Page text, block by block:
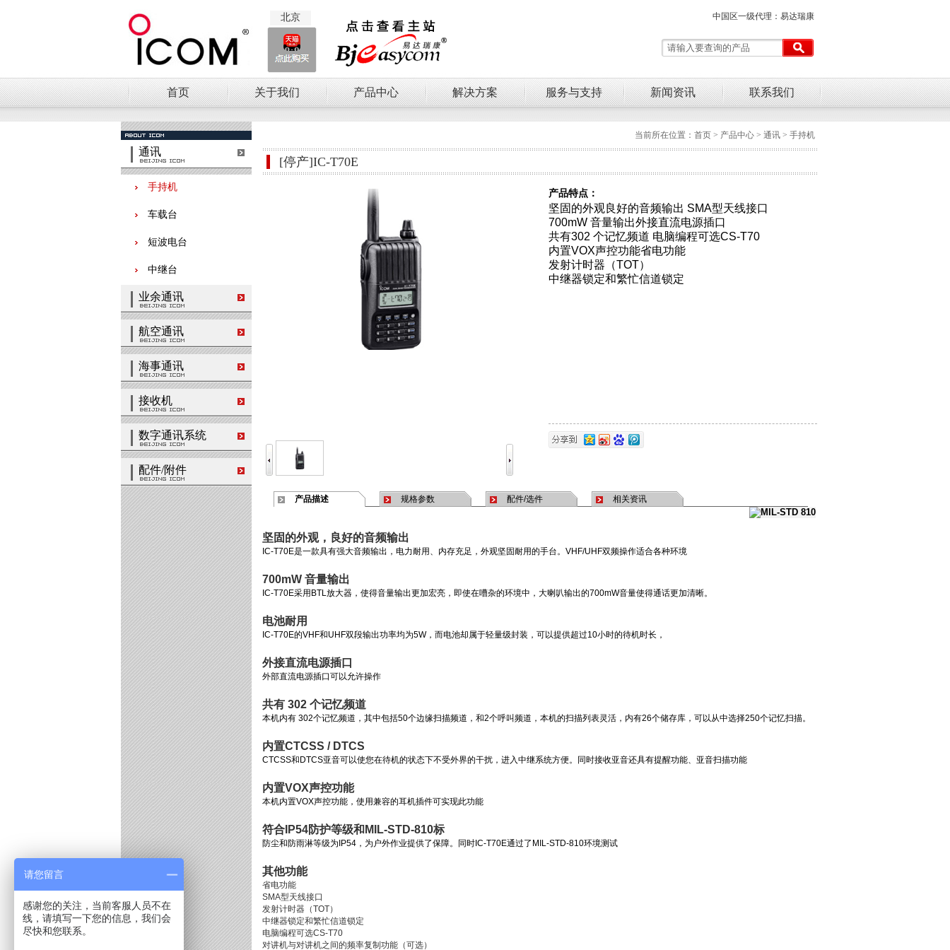
中国区一级代理：易达瑞康
北京
首页 关于我们 产品中心 解决方案 服务与支持 新闻资讯 联系我们
通讯
手持机
车载台
短波电台
中继台
业余通讯
航空通讯
海事通讯
接收机
数字通讯系统
配件/附件
当前所在位置： 首页 > 产品中心 > 通讯 > 手持机
[停产]IC-T70E
产品特点：
坚固的外观良好的音频输出 SMA型天线接口
700mW 音量输出外接直流电源插口
共有302 个记忆频道 电脑编程可选CS-T70
内置VOX声控功能省电功能
发射计时器（TOT）
中继器锁定和繁忙信道锁定
产品描述 规格参数 配件/选件 相关资讯
坚固的外观，良好的音频输出
IC-T70E是一款具有强大音频输出，电力耐用、内存充足，外观坚固耐用的手台。VHF/UHF双频操作适合各种环境
700mW 音量输出
IC-T70E采用BTL放大器，使得音量输出更加宏亮，即使在嘈杂的环境中，大喇叭输出的700mW音量使得通话更加清晰。
电池耐用
IC-T70E的VHF和UHF双段输出功率均为5W，而电池却属于轻量级封装，可以提供超过10小时的待机时长，
外接直流电源插口
外部直流电源插口可以允许操作
共有 302 个记忆频道
本机内有 302个记忆频道，其中包括50个边缘扫描频道，和2个呼叫频道，本机的扫描列表灵活，内有26个储存库，可以从中选择250个记忆扫描。
内置CTCSS / DTCS
CTCSS和DTCS亚音可以使您在待机的状态下不受外界的干扰，进入中继系统方便。同时接收亚音还具有提醒功能、亚音扫描功能
内置VOX声控功能
本机内置VOX声控功能，使用兼容的耳机插件可实现此功能
符合IP54防护等级和MIL-STD-810标
防尘和防雨淋等级为IP54，为户外作业提供了保障。同时IC-T70E通过了MIL-STD-810环境测试
其他功能
省电功能
SMA型天线接口
发射计时器（TOT）
中继器锁定和繁忙信道锁定
电脑编程可选CS-T70
对讲机与对讲机之间的频率复制功能（可选）
请您留言
感谢您的关注，当前客服人员不在
线，请填写一下您的信息，我们会
尽快和您联系。